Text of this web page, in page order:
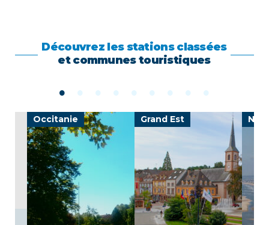
Découvrez les stations classées
et communes touristiques
Occitanie Grand Est